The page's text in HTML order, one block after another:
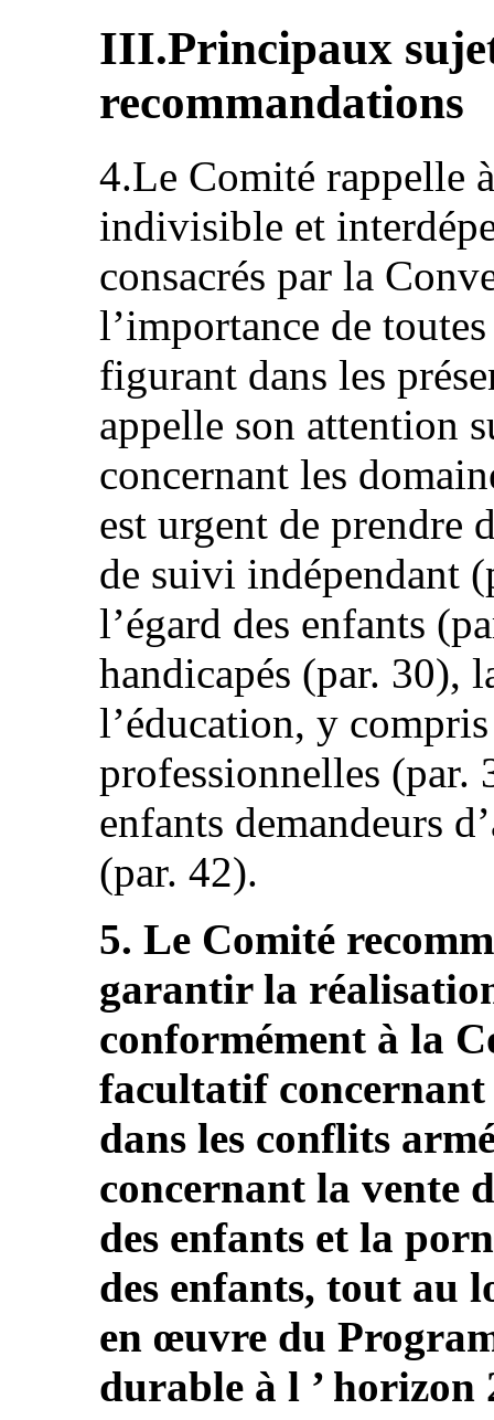
III.Principaux
recommandations
4.Le Comité rappelle
indivisible et
consacrés par la
l’importance de
figurant dans les
appelle son attention
concernant les
est urgent de prendre
de suivi indépendant
l’égard des enfants
handicapés (par. 30),
l’éducation, y
professionnelles (par.
enfants demandeurs
(par. 42).
5. Le Comité
garantir la
conformément à la
facultatif concernant
dans les conflits
concernant la vente
des enfants et la
des enfants, tout au
en œuvre du
durable à l ’